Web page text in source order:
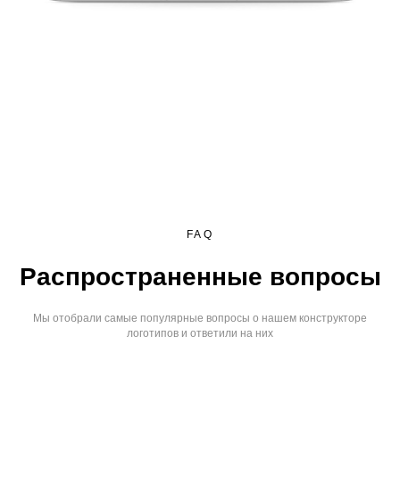
FAQ
Распространенные вопросы
Мы отобрали самые популярные вопросы о нашем конструкторе
логотипов и ответили на них